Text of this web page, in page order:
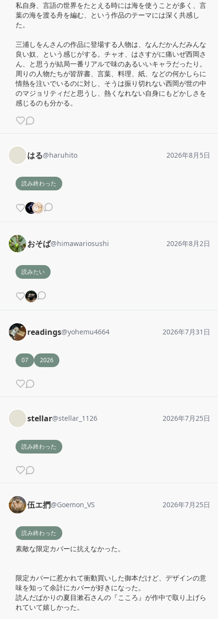
私自身、言語の世界をたとえる時には海を使うことが多く、言
葉の海を渡る舟を編む、という作品のテーマには深く共感し
た。
三浦しをんさんの作品に登場する人物は、なんだかんだみんな
良い奴、という感じがする。チャオ、はさすがに痛いぜ西岡さ
ん、と思うが結局一番リアルで味のあるいいキャラだったり。
周りの人物たちが皆辞書、言葉、料理、紙、などの何かしらに
情熱を注いでいるのに対し、そうは振り切れない西岡が世の中
のマジョリティだと思うし、熱くなれない自身にもどかしさを
感じるのも分かる。
はる@haruhito 2026年8月5日
読み終わった
おそば@himawariosushi 2026年8月2日
読みたい
readings@yohemu4664 2026年7月31日
07 2026
stellar@stellar_1126 2026年7月25日
読み終わった
伍エ捫@Goemon_VS 2026年7月25日
読み終わった
素敵な限定カバーに抗えなかった。
限定カバーに惹かれて衝動買いした御本だけど、デザインの意
味を知って余計にカバーが好きになった。
読んだばかりの夏目漱石さんの『こころ』が作中で取り上げら
れていて嬉しかった。